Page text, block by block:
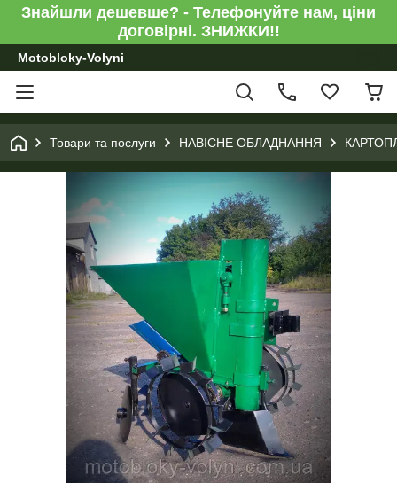
Знайшли дешевше? - Телефонуйте нам, ціни
договірні. ЗНИЖКИ!!
Motobloky-Volyni
Товари та послуги НАВІСНЕ ОБЛАДНАННЯ